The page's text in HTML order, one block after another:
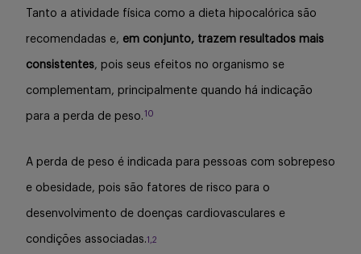
Tanto a atividade física como a dieta hipocalórica são
recomendadas e, em conjunto, trazem resultados mais
consistentes, pois seus efeitos no organismo se
complementam, principalmente quando há indicação
para a perda de peso.10
A perda de peso é indicada para pessoas com sobrepeso
e obesidade, pois são fatores de risco para o
desenvolvimento de doenças cardiovasculares e
condições associadas.1,2